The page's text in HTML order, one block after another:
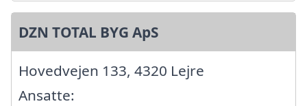
DZN TOTAL BYG ApS
Hovedvejen 133, 4320 Lejre
Ansatte: